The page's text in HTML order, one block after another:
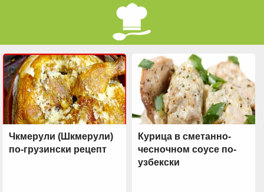
Чкмерули (Шкмерули)
по-грузински рецепт
Курица в сметанно-
чесночном соусе по-
узбекски